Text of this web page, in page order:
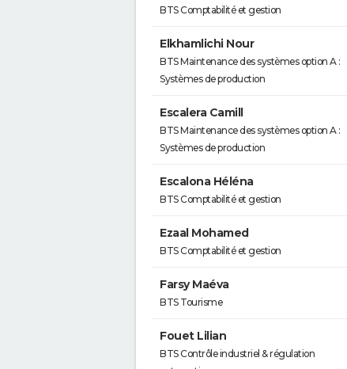
BTS Comptabilité et gestion
Elkhamlichi Nour
BTS Maintenance des systèmes option A :
Systèmes de production
Escalera Camill
BTS Maintenance des systèmes option A :
Systèmes de production
Escalona Héléna
BTS Comptabilité et gestion
Ezaal Mohamed
BTS Comptabilité et gestion
Farsy Maéva
BTS Tourisme
Fouet Lilian
BTS Contrôle industriel & régulation